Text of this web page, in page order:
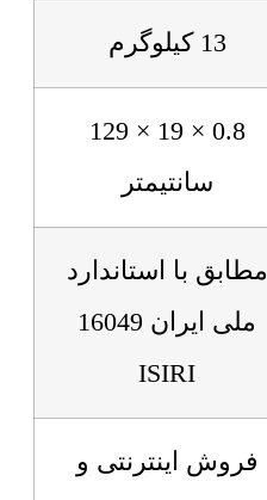
13 کیلوگرم
0.8 × 19 × 129
سانتیمتر
مطابق با استاندارد
ملی ایران 16049
ISIRI
فروش اینترنتی و